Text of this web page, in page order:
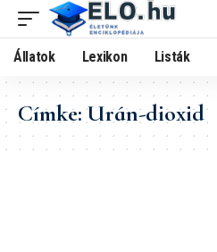
Állatok Lexikon Listák
Címke:Urán-dioxid